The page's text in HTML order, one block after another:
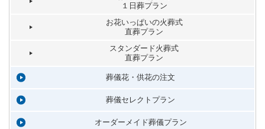
１日葬プラン
お花いっぱいの火葬式
直葬プラン
スタンダード火葬式
直葬プラン
葬儀花・供花の注文
葬儀セレクトプラン
オーダーメイド葬儀プラン